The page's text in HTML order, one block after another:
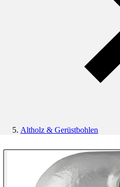
Altholz & Gerüstbohlen